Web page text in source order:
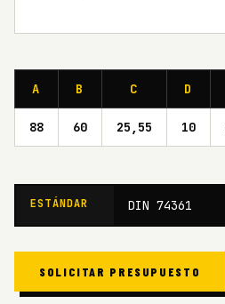
A B C D
88 60 25,55 10
ESTÁNDAR DIN 74361
SOLICITAR PRESUPUESTO